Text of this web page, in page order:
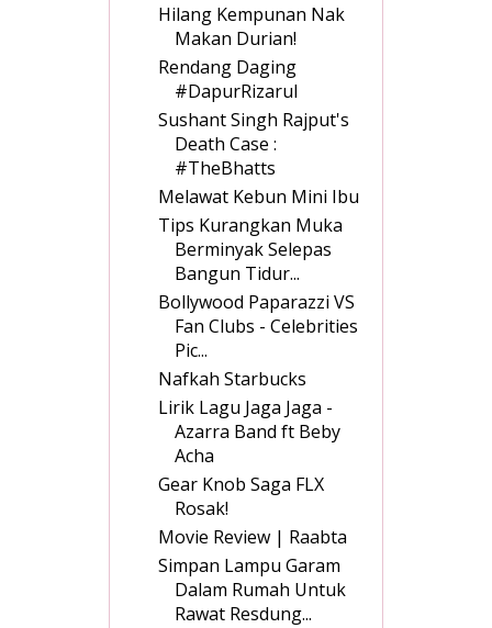
Hilang Kempunan Nak
Makan Durian!
Rendang Daging
#DapurRizarul
Sushant Singh Rajput's
Death Case :
#TheBhatts
Melawat Kebun Mini Ibu
Tips Kurangkan Muka
Berminyak Selepas
Bangun Tidur...
Bollywood Paparazzi VS
Fan Clubs - Celebrities
Pic...
Nafkah Starbucks
Lirik Lagu Jaga Jaga -
Azarra Band ft Beby
Acha
Gear Knob Saga FLX
Rosak!
Movie Review | Raabta
Simpan Lampu Garam
Dalam Rumah Untuk
Rawat Resdung...